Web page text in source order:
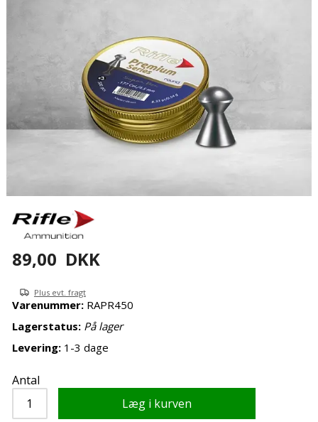
89,00 DKK
Plus evt. fragt
Varenummer: RAPR450
Lagerstatus: På lager
Levering:1-3 dage
Antal